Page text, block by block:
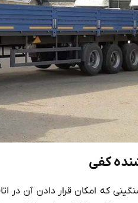
کفی
که امکان قرار دادن آن در